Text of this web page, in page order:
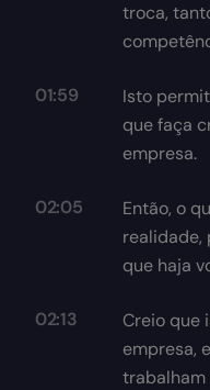
troca,
01:59
Isto
que faça
empresa.
02:05
Então, o
realidade,
que haja
02:13
Creio que
empresa,
trabalham